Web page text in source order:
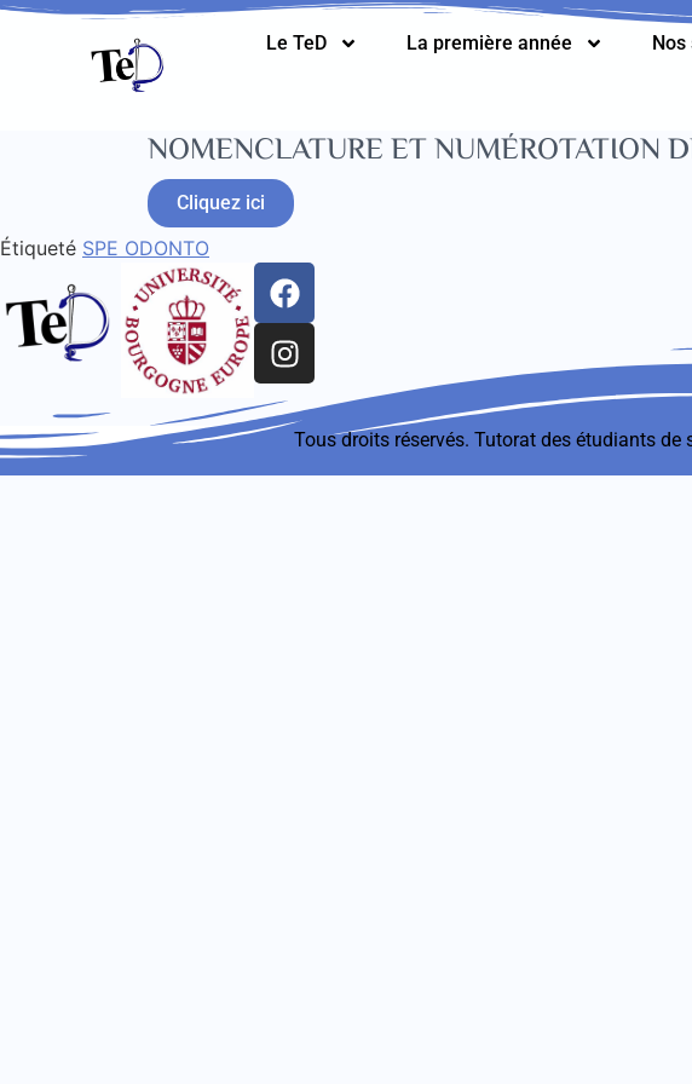
Le TeD La première année Nos
NOMENCLATURE ET NUMÉROTATION
Cliquez ici
Étiqueté SPE ODONTO
Tous droits réservés. Tutorat des étudiants